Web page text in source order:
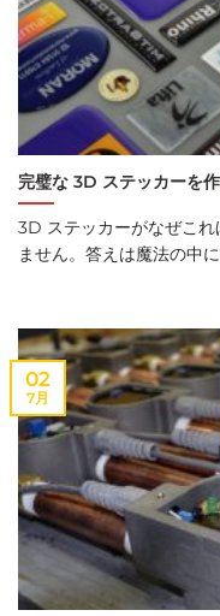
完璧な 3D ステッカーを
3D ステッカーがなぜこ
ません。答えは魔法の中
02
7月